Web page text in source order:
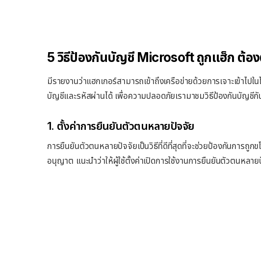
5 วิธีป้องกันบัญชี Microsoft ถูกแฮ็ก ต้อง
มีรายงานว่าแฮกเกอร์สามารถเข้าถึงเครือข่ายด้วยการเจาะเข้าไ
บัญชีและรหัสผ่านได้ เพื่อความปลอดภัยเรามาชมวิธีป้องกันบัญชีกั
1. ตั้งค่าการยืนยันตัวตนหลายปัจจัย
การยืนยันตัวตนหลายปัจจัยเป็นวิธีที่ดีที่สุดที่จะช่วยป้องกันการถูกข
อนุญาต แนะนำว่าให้ผู้ใช้ตั้งค่าเปิดการใช้งานการยืนยันตัวตนหลาย